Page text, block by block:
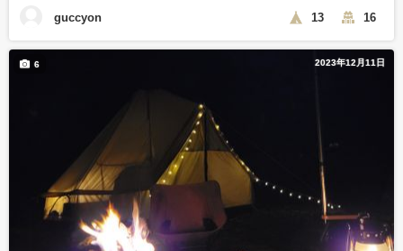
guccyon 13 16
2023年12月11日
6